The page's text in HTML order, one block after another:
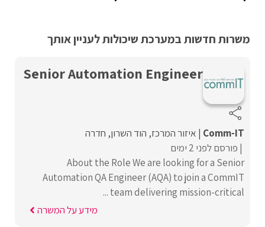
משרות חדשות במערכת שיכולות לעניין אותך
Senior Automation Engineer
Comm-IT איזור המרכז הוד השרון חדרה
פורסם לפני 2 ימים
About the Role We are looking for a Senior
Automation QA Engineer (AQA) to join a CommIT
team delivering mission-critical ...
מידע על המשרה